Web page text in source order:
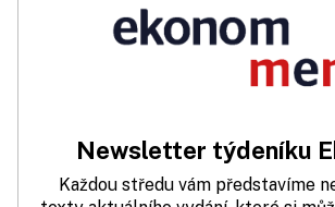
Newsletter týdeníku
Každou středu vám představíme